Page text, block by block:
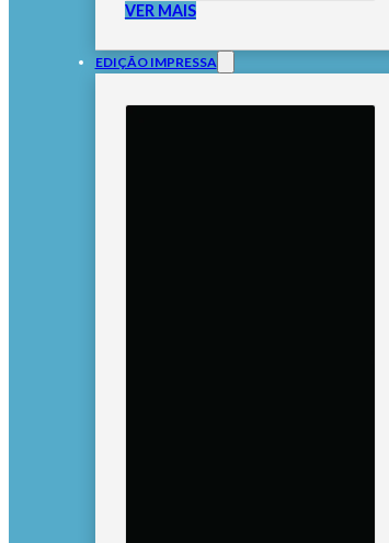
VER MAIS
EDIÇÃO IMPRESSA